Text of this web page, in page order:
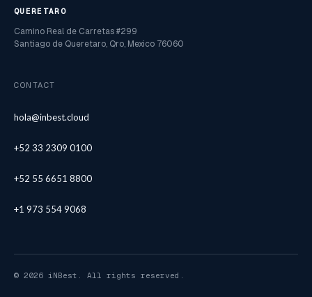
QUERETARO
Camino Real de Carretas #299
Santiago de Queretaro, Qro, Mexico 76060
CONTACT
hola@inbest.cloud
+52 33 2309 0100
+52 55 6651 8800
+1 973 554 9068
© 2026 iNBest. All rights reserved.